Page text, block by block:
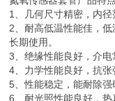
1、几何尺寸精密，内径
2、耐高低温性能佳，
长期使用。
3、绝缘性能良好，介电
4、力学性能良好，抗张
5、性能稳定，能耐除强
6、耐光照性能良好，热